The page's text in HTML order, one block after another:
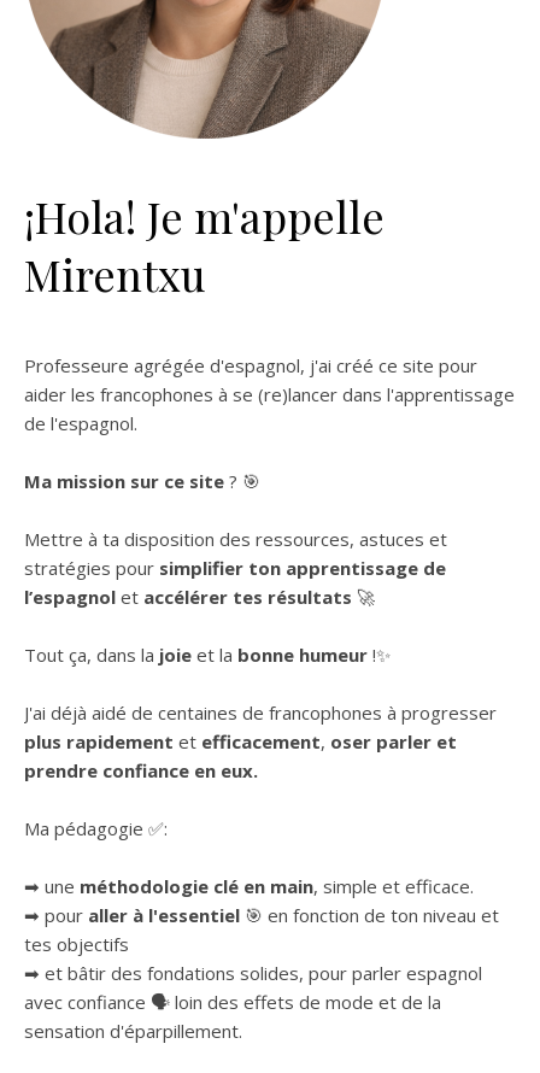
¡Hola! Je m'appelle
Mirentxu
Professeure agrégée d'espagnol, j'ai créé ce site pour
aider les francophones à se (re)lancer dans l'apprentissage
de l'espagnol.
Ma mission sur ce site ? 🎯
Mettre à ta disposition des ressources, astuces et
stratégies pour simplifier ton apprentissage de
l’espagnol et accélérer tes résultats 🚀
Tout ça, dans la joie et la bonne humeur !✨
J'ai déjà aidé de centaines de francophones à progresser
plus rapidement et efficacement, oser parler et
prendre confiance en eux.
Ma pédagogie ✅:
➡ une méthodologie clé en main, simple et efficace.
➡ pour aller à l'essentiel 🎯 en fonction de ton niveau et
tes objectifs
➡ et bâtir des fondations solides, pour parler espagnol
avec confiance 🗣 loin des effets de mode et de la
sensation d'éparpillement.